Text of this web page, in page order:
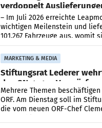
verdoppelt
überschreitet die
– Im Juli 2026 erreichte
wichtigen Meilenstein und
101.267 Fahrzeuge aus, womit
Ergebnis gegenüber Juli 2025
verdoppelte (+102
MARKETING & MEDIA
Stiftungsrat Lederer
den SN gegen Vorwürfe
Mehrere Themen
ORF. Am Dienstag soll im
die vom neuen ORF-Chef